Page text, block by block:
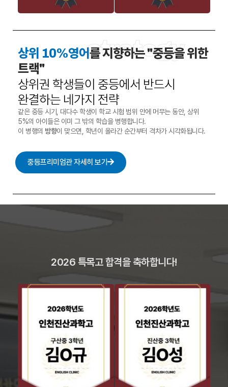
strategy
상위 10%영어를 지향하는 "중등을 위한
트랙"
상위권 학생들이 중등에서 반드시
완결하는 네가지 전략
같은 중등 시기, 대다수 학생이 학교 시험 범위 안에 머무는 동안, 상위
5%의 아이들은 이미 그 밖의 학습을 병행합니다.
이 병행의 방향이 맞으면, 학년이 올라간 순간부터 격차가 시각화됩니다.
중등프리미엄관 자세히 보기
2026 특목고 합격을 축하합니다!